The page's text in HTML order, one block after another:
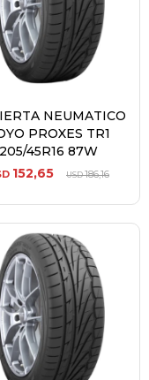
NEUMATICO
PROXES TR1
205/45R16 87W
152,65 USD186,16